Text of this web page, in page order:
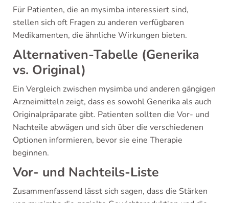
Für Patienten, die an mysimba interessiert sind,
stellen sich oft Fragen zu anderen verfügbaren
Medikamenten, die ähnliche Wirkungen bieten.
Alternativen-Tabelle (Generika
vs. Original)
Ein Vergleich zwischen mysimba und anderen gängigen
Arzneimitteln zeigt, dass es sowohl Generika als auch
Originalpräparate gibt. Patienten sollten die Vor- und
Nachteile abwägen und sich über die verschiedenen
Optionen informieren, bevor sie eine Therapie
beginnen.
Vor- und Nachteils-Liste
Zusammenfassend lässt sich sagen, dass die Stärken